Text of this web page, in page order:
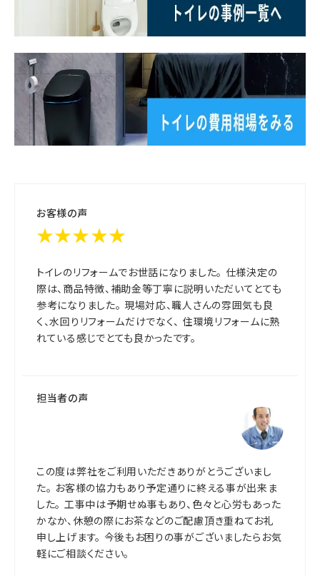
お客様の声
★★★★★
トイレのリフォームでお世話になりました。 仕様決定の
際は、商品特徴、補助金等丁寧に説明いただいてとても
参考になりました。 現場対応、職人さんの雰囲気も良
く、水回りリフォームだけでなく、 住環境リフォームに熟
れている感じでとても良かったです。
担当者の声
この度は弊社をご利用いただきありがとうございまし
た。 お客様の協力もあり予定通りに終える事が出来ま
した。 工事中は予期せぬ事もあり、色々と心労もあった
かなか、休憩の際にお茶などのご配慮頂き重ねてお礼
申し上げます。 今後もお困りの事がございましたらお気
軽にご相談ください。